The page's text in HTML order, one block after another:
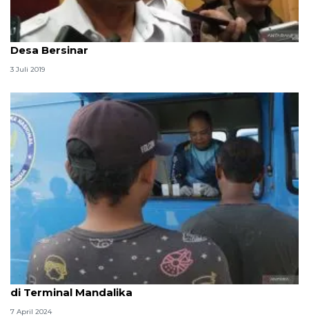
BNN siapkan anggaran Rp1,5 triliun untuk program
Desa Bersinar
3 Juli 2019
Polresta Mataram bersama BNN lakukan cek urine
di Terminal Mandalika
7 April 2024